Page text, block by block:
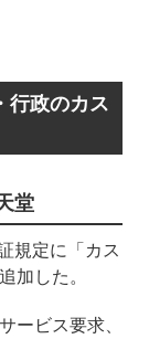
行政のカス
堂
規定に「カス
加した。
ービス要求、